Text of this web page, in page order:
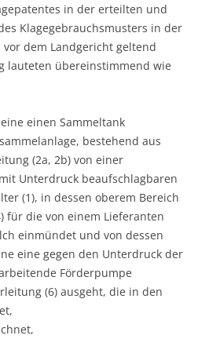
in der erteilten und
Klagegebrauchsmusters in der
dem Landgericht geltend
lauteten übereinstimmend wie
einen Sammeltank
bestehend aus
(2a, 2b) von einer
Unterdruck beaufschlagbaren
(1), in dessen oberem Bereich
für die von einem Lieferanten
einmündet und von dessen
eine gegen den Unterdruck der
Förderpumpe
(6) ausgeht, die in den